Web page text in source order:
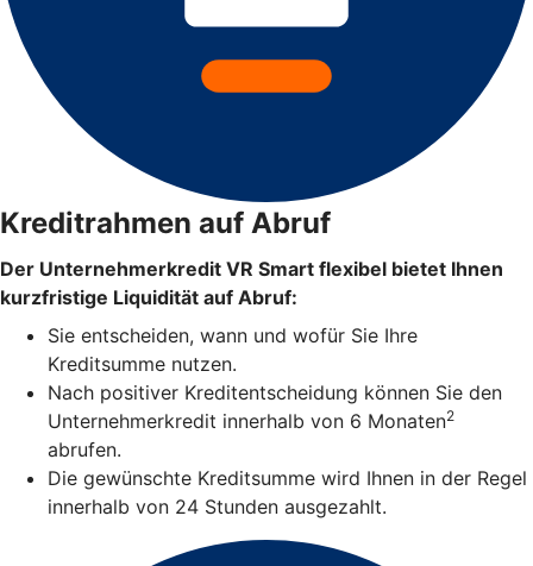
Kreditrahmen auf Abruf
Der Unternehmerkredit VR Smart flexibel bietet Ihnen
kurzfristige Liquidität auf Abruf:
Sie entscheiden, wann und wofür Sie Ihre
Kreditsumme nutzen.
Nach positiver Kreditentscheidung können Sie den
Unternehmerkredit innerhalb von 6 Monaten2
abrufen.
Die gewünschte Kreditsumme wird Ihnen in der Regel
innerhalb von 24 Stunden ausgezahlt.